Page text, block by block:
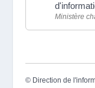
Ministère
© Direction de